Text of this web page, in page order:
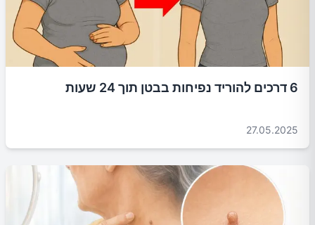
6 דרכים להוריד נפיחות בבטן תוך 24 שעות
27.05.2025